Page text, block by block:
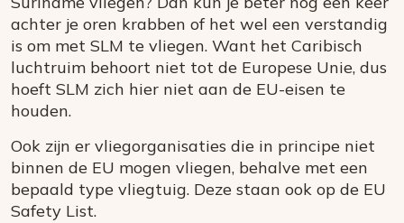
achter je oren krabben of het wel een verstandig
is om met SLM te vliegen. Want het Caribisch
luchtruim behoort niet tot de Europese Unie, dus
hoeft SLM zich hier niet aan de EU-eisen te
houden.
Ook zijn er vliegorganisaties die in principe niet
binnen de EU mogen vliegen, behalve met een
bepaald type vliegtuig. Deze staan ook op de EU
Safety List.